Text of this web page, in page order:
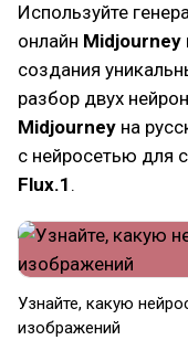
Используйте
онлайн Midjourney
создания
разбор двух
Midjourney на
с нейросетью для
Flux.1 .
Узнайте, какую
изображений